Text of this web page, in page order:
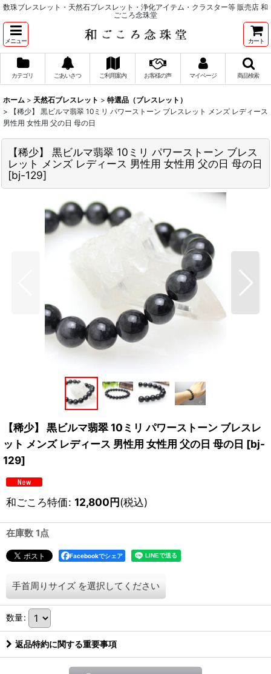
数珠ブレスレット・天然石ブレスレット・浄化アイテム・クラスター等 販売店 和
ごころ念珠堂
メニュー カート
カテゴリ ごあいさつ ご利用案内 お客様の声 マイページ 商品検索
ホーム > 天然石ブレスレット > 特選品（ブレスレット）
>
【稀少】 黒ビルマ翡翠 10ミリ パワーストーン ブレスレット メンズ レディース
男性用 女性用 父の日 母の日
【稀少】 黒ビルマ翡翠 10ミリ パワーストーン ブレス
レット メンズ レディース 男性用 女性用 父の日 母の日
[bj-129]
【稀少】 黒ビルマ翡翠 10ミリ パワーストーン ブレスレ
ット メンズ レディース 男性用 女性用 父の日 母の日 [bj-
129]
和ごころ特価: 12,800円(税込)
在庫数 1点
Facebookでシェア
手首周りサイズ を選択してください
数量:
返品特約に関する重要事項